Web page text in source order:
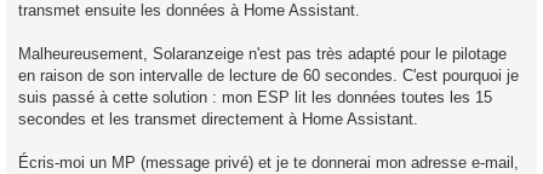
transmet ensuite les données à Home Assistant.
Malheureusement, Solaranzeige n'est pas très adapté pour le pilotage
en raison de son intervalle de lecture de 60 secondes. C'est pourquoi je
suis passé à cette solution : mon ESP lit les données toutes les 15
secondes et les transmet directement à Home Assistant.
Écris-moi un MP (message privé) et je te donnerai mon adresse e-mail,